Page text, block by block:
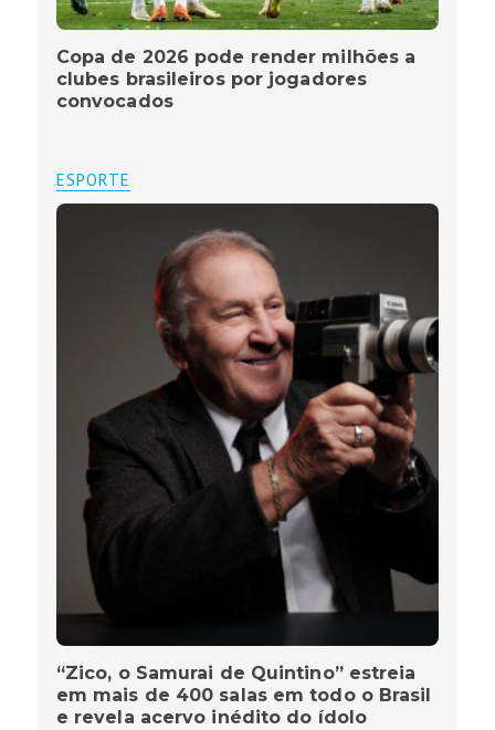
Copa de 2026 pode render milhões a
clubes brasileiros por jogadores
convocados
ESPORTE
“Zico, o Samurai de Quintino” estreia
em mais de 400 salas em todo o Brasil
e revela acervo inédito do ídolo